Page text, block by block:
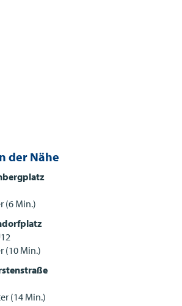
der Nähe
(6 Min.)
(10 Min.)
(14 Min.)